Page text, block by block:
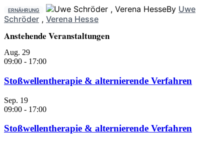
ERNÄHRUNG By Uwe
Schröder , Verena Hesse
Anstehende Veranstaltungen
Aug. 29
09:00 - 17:00
Stoßwellentherapie & alternierende Verfahren
Sep. 19
09:00 - 17:00
Stoßwellentherapie & alternierende Verfahren